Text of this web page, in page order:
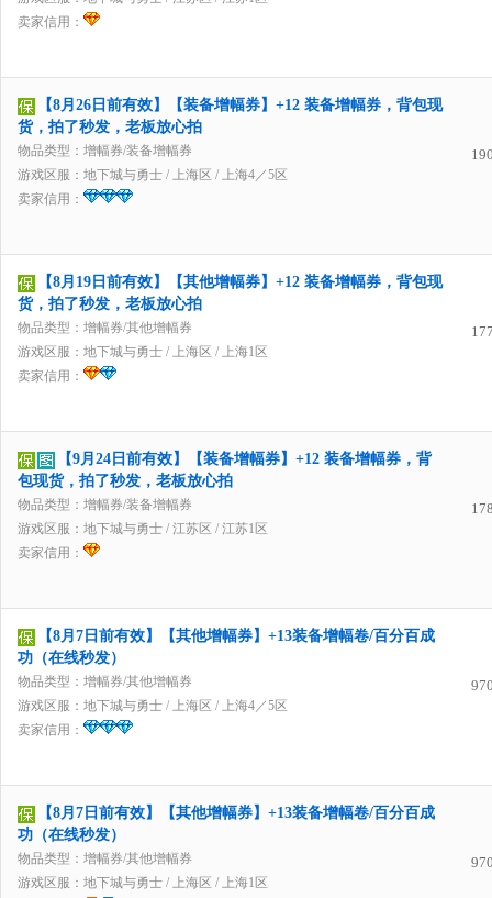
卖家信用：
【8月26日前有效】【装备增幅券】+12 装备增幅券，背包现
货，拍了秒发，老板放心拍
物品类型：增幅券/装备增幅券
游戏区服： 地下城与勇士 / 上海区 / 上海4／5区
卖家信用：
【8月19日前有效】【其他增幅券】+12 装备增幅券，背包现
货，拍了秒发，老板放心拍
物品类型：增幅券/其他增幅券
游戏区服： 地下城与勇士 / 上海区 / 上海1区
卖家信用：
【9月24日前有效】【装备增幅券】+12 装备增幅券，背
包现货，拍了秒发，老板放心拍
物品类型：增幅券/装备增幅券
游戏区服： 地下城与勇士 / 江苏区 / 江苏1区
卖家信用：
【8月7日前有效】【其他增幅券】+13装备增幅卷/百分百成
功（在线秒发）
物品类型：增幅券/其他增幅券
游戏区服： 地下城与勇士 / 上海区 / 上海4／5区
卖家信用：
【8月7日前有效】【其他增幅券】+13装备增幅卷/百分百成
功（在线秒发）
物品类型：增幅券/其他增幅券
游戏区服： 地下城与勇士 / 上海区 / 上海1区